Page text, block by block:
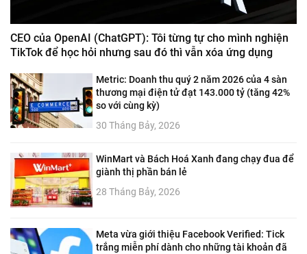
CEO của OpenAI (ChatGPT): Tôi từng tự cho mình nghiện
TikTok để học hỏi nhưng sau đó thì vẫn xóa ứng dụng
Metric: Doanh thu quý 2 năm 2026 của 4 sàn
thương mại điện tử đạt 143.000 tỷ (tăng 42%
so với cùng kỳ)
30 Tháng Bảy, 2026
WinMart và Bách Hoá Xanh đang chạy đua để
giành thị phần bán lẻ
28 Tháng Bảy, 2026
Meta vừa giới thiệu Facebook Verified: Tick
trắng miễn phí dành cho những tài khoản đã